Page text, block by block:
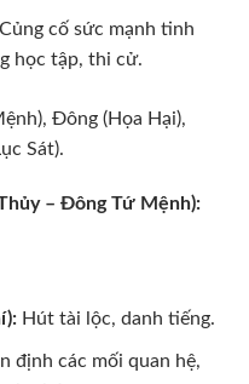
cố sức mạnh tinh
học tập, thi cử.
Đông (Họa Hại),
Sát).
– Đông Tứ Mệnh):
Hút tài lộc, danh tiếng.
định các mối quan hệ,